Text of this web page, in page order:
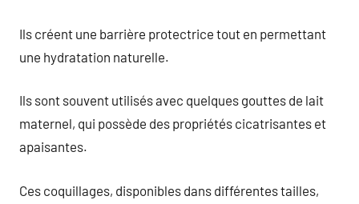
Ils créent une barrière protectrice tout en permettant
une hydratation naturelle.
Ils sont souvent utilisés avec quelques gouttes de lait
maternel, qui possède des propriétés cicatrisantes et
apaisantes.
Ces coquillages, disponibles dans différentes tailles,